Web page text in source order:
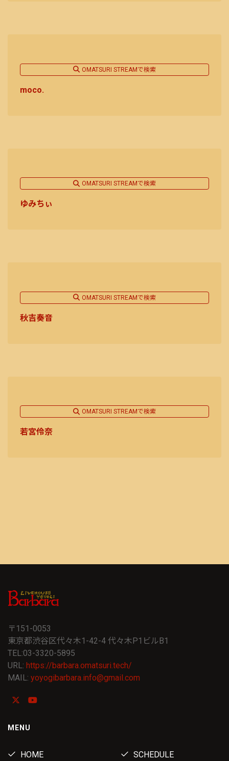
OMATSURI STREAMで検索
moco.
OMATSURI STREAMで検索
ゆみちぃ
OMATSURI STREAMで検索
秋吉奏音
OMATSURI STREAMで検索
若宮伶奈
〒151-0053
東京都渋谷区代々木1-42-4 代々木P1ビルB1
TEL:03-3320-5895
URL: https://barbara.omatsuri.tech/
MAIL: yoyogibarbara.info@gmail.com
MENU
HOME SCHEDULE